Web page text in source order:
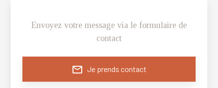
Envoyez votre message via le formulaire de
contact
mail_outline Je prends contact